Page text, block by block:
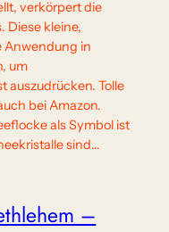
verkörpert die
Diese kleine,
Anwendung in
um
auszudrücken. Tolle
bei Amazon.
als Symbol ist
sind…
–